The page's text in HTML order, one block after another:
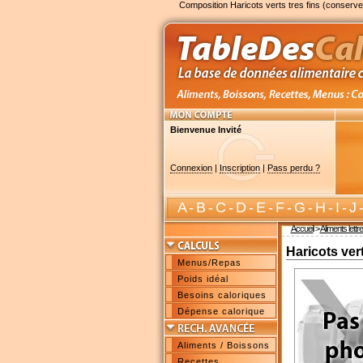
Composition Haricots verts tres fins
Bienvenue Invité
Connexion| Inscription| Pass perdu ?
A-B-C-D-E-F-G-H-I-J
Accueil>Aliments
Menus/Repas
Poids idéal
Besoins caloriques
Dépense calorique
Aliments / Boissons
Haricots